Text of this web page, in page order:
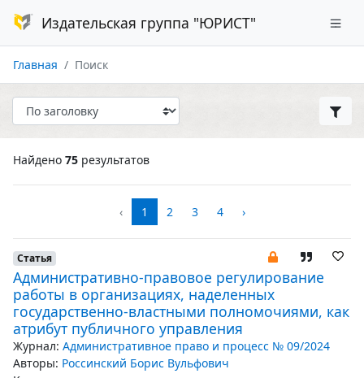
Издательская группа "ЮРИСТ"
Главная Поиск
Найдено 75 результатов
‹ 1 2 3 4 ›
Статья
Административно-правовое регулирование
работы в организациях, наделенных
государственно-властными полномочиями, как
атрибут публичного управления
Журнал: Административное право и процесс № 09/2024
Авторы: Россинский Борис Вульфович